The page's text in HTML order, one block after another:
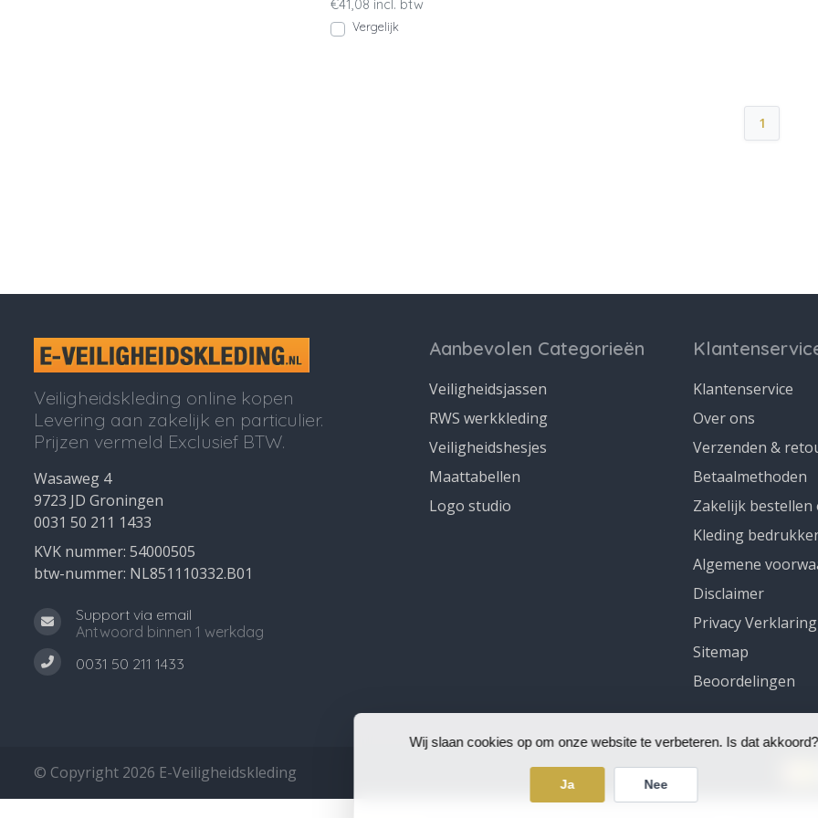
Wij slaan cookies op om onze website te verbeteren. Is dat akkoord?
Ja Nee
€41,08 incl. btw
Vergelijk
1
Veiligheidskleding online kopen
Levering aan zakelijk en particulier.
Prijzen vermeld Exclusief BTW.
Wasaweg 4
9723 JD Groningen
0031 50 211 1433
KVK nummer: 54000505
btw-nummer: NL851110332.B01
Support via email
Antwoord binnen 1 werkdag
0031 50 211 1433
Aanbevolen Categorieën
Veiligheidsjassen
RWS werkkleding
Veiligheidshesjes
Maattabellen
Logo studio
Klantenservice
Over ons
Verzenden &
Betaalmethoden
Zakelijk
Kleding
Algemene
Disclaimer
Privacy Verklaring
Sitemap
Beoordelingen
© Copyright 2026 E-Veiligheidskleding